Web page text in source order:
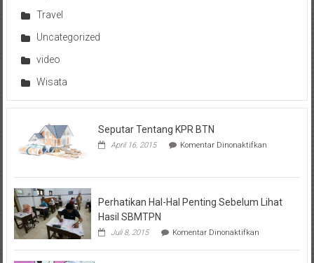
Travel
Uncategorized
video
Wisata
Seputar Tentang KPR BTN
April 16, 2015 Komentar Dinonaktifkanpada
KPR
Perhatikan Hal-Hal Penting Sebelum Lihat
Hasil SBMTPN
Juli 8, 2015 Komentar Dinonaktifkanpada
Hal-